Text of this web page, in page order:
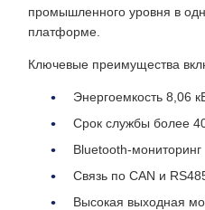
промышленного уровня в
платформе.
Ключевые преимущества
Энергоемкость 8,06
Срок службы более
Bluetooth-мониторинг
Связь по CAN и
Высокая выходная